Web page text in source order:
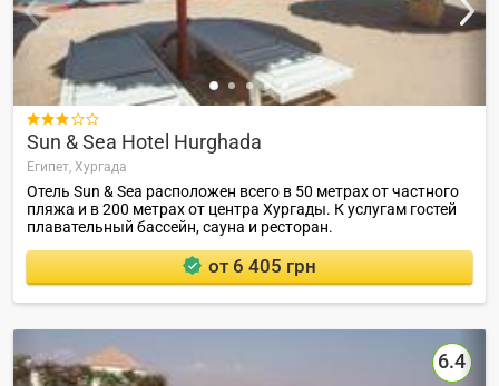

Sun & Sea Hotel Hurghada
Египет, Хургада
Отель Sun & Sea расположен всего в 50 метрах от частного
пляжа и в 200 метрах от центра Хургады. К услугам гостей
плавательный бассейн, сауна и ресторан.
от 6 405 грн
6.4